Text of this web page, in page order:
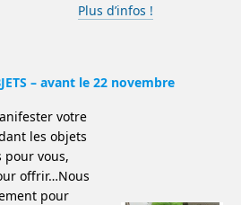
Plus d’infos !
– avant le 22 novembre
votre
les objets
pour vous,
offrir…Nous
pour